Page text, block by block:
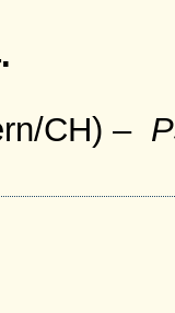
CH) –